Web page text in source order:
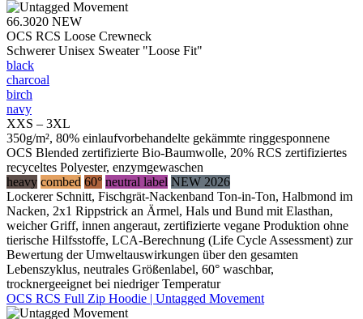
66.3020 NEW
OCS RCS Loose Crewneck
Schwerer Unisex Sweater "Loose Fit"
black
charcoal
birch
navy
XXS – 3XL
350g/m², 80% einlaufvorbehandelte gekämmte ringgesponnene
OCS Blended zertifizierte Bio-Baumwolle, 20% RCS zertifiziertes
recyceltes Polyester, enzymgewaschen
heavy combed 60° neutral label NEW 2026
Lockerer Schnitt, Fischgrät-Nackenband Ton-in-Ton, Halbmond im
Nacken, 2x1 Rippstrick an Ärmel, Hals und Bund mit Elasthan,
weicher Griff, innen angeraut, zertifizierte vegane Produktion ohne
tierische Hilfsstoffe, LCA-Berechnung (Life Cycle Assessment) zur
Bewertung der Umweltauswirkungen über den gesamten
Lebenszyklus, neutrales Größenlabel, 60° waschbar,
trocknergeeignet bei niedriger Temperatur
OCS RCS Full Zip Hoodie | Untagged Movement